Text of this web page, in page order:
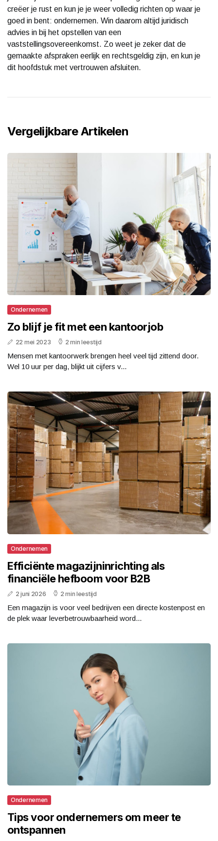
creëer je rust en kun je je weer volledig richten op waar je
goed in bent: ondernemen. Win daarom altijd juridisch
advies in bij het opstellen van een
vaststellingsovereenkomst. Zo weet je zeker dat de
gemaakte afspraken eerlijk en rechtsgeldig zijn, en kun je
dit hoofdstuk met vertrouwen afsluiten.
Vergelijkbare Artikelen
Ondernemen
Zo blijf je fit met een kantoorjob
22 mei 2023 2 min leestijd
Mensen met kantoorwerk brengen heel veel tijd zittend door.
Wel 10 uur per dag, blijkt uit cijfers v...
Ondernemen
Efficiënte magazijninrichting als
financiële hefboom voor B2B
2 juni 2026 2 min leestijd
Een magazijn is voor veel bedrijven een directe kostenpost en
de plek waar leverbetrouwbaarheid word...
Ondernemen
Tips voor ondernemers om meer te
ontspannen